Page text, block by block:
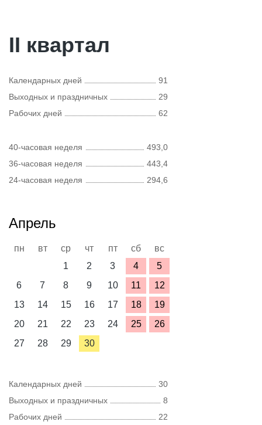
II квартал
Календарных дней
91
Выходных и праздничных
29
Рабочих дней
62
40-часовая неделя
493,0
36-часовая неделя
443,4
24-часовая неделя
294,6
Апрель
пн вт ср чт пт сб
вс
1
2 3 4
5
6
7 8 9 10 11
12
13
14 15 16 17 18
19
20
21 22 23 24 25
26
27
28 29 30
Календарных дней
30
Выходных и праздничных
8
Рабочих дней
22